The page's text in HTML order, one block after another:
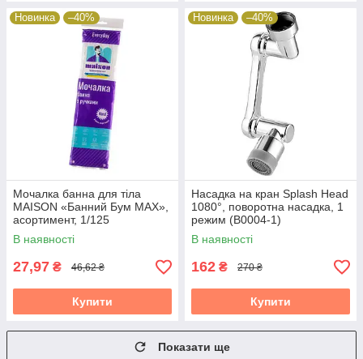
Новинка –40%
Мочалка банна для тіла
MAISON «Банний Бум MAX»,
асортимент, 1/125
В наявності
27,97 ₴ 46,62 ₴
Купити
Новинка –40%
Насадка на кран Splash Head
1080°, поворотна насадка, 1
режим (B0004-1)
В наявності
162 ₴ 270 ₴
Купити
Показати ще